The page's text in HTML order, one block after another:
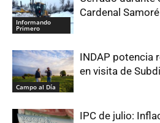
Informando
Primero
Cardenal Samoré
Campo al Día
INDAP potencia
en visita de
IPC de julio: